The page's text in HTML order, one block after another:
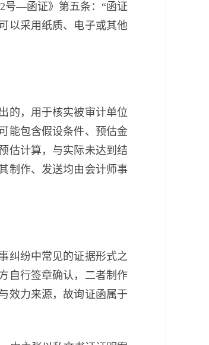
号—函证》第五条：“函证
以采用纸质、电子或其他
的，用于核实被审计单位
能包含假设条件、预估金
估计算，与实际未达到结
制作、发送均由会计师事
纠纷中常见的证据形式之
自行签章确认，二者制作
效力来源，故询证函属于